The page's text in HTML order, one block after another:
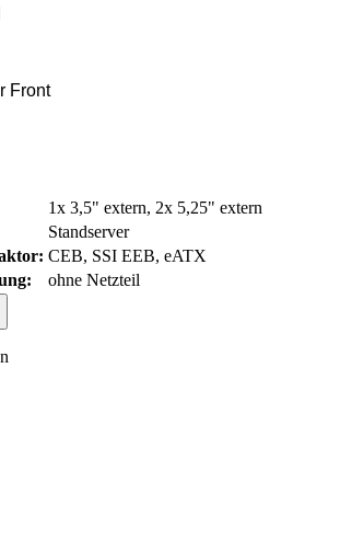
Front
1x 3,5" extern, 2x 5,25" extern
Standserver
CEB, SSI EEB, eATX
ohne Netzteil